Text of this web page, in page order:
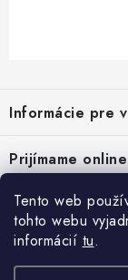
Tento web
tohto webu
informácií tu.
p
ä
t
Informácie pre
Reklamačný
Kontakt
Prijímame
Prihlásenie
E-mail
Facebook